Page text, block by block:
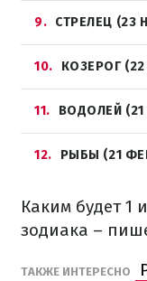
9 СТРЕЛЕЦ (23
10 КОЗЕРОГ
11 ВОДОЛЕЙ
12 РЫБЫ (21
Каким будет 1
зодиака –
ТАКЖЕ ИНТЕРЕСНО